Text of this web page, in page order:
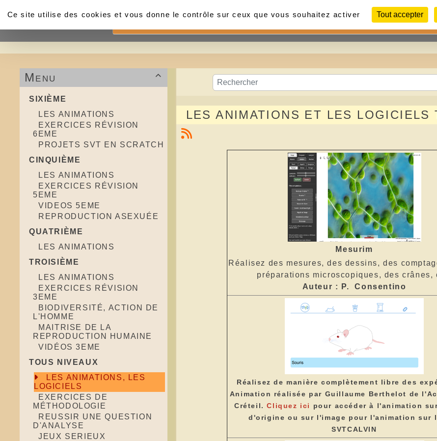
Accueil Contact Liens Photos

Menu
SIXIÈME
LES ANIMATIONS
EXERCICES RÉVISION
6EME
PROJETS SVT EN SCRATCH
CINQUIÈME
LES ANIMATIONS
EXERCICES RÉVISION
5EME
VIDEOS 5EME
REPRODUCTION ASEXUÉE
QUATRIÈME
LES ANIMATIONS
TROISIÈME
LES ANIMATIONS
EXERCICES RÉVISION
3EME
BIODIVERSITÉ, ACTION DE
L'HOMME
MAITRISE DE LA
REPRODUCTION HUMAINE
VIDÉOS 3EME
TOUS NIVEAUX
LES ANIMATIONS, LES
LOGICIELS
EXERCICES DE
MÉTHODOLOGIE
REUSSIR UNE QUESTION
D'ANALYSE
JEUX SERIEUX
LES ANIMATIONS ET LES LOGICIELS
Mesurim
Réalisez des mesures, des dessins, des
préparations microscopiques, des crânes,
Auteur : P. Consentino
Réalisez de manière complètement libre des
Animation réalisée par Guillaume Berthelot de
Créteil. Cliquez ici pour accéder à l'animation
d'origine ou sur l'image pour l'animation sur
SVTCALVIN
Ce site utilise des cookies et vous donne le contrôle sur ceux que vous souhaitez activer
Tout accepter